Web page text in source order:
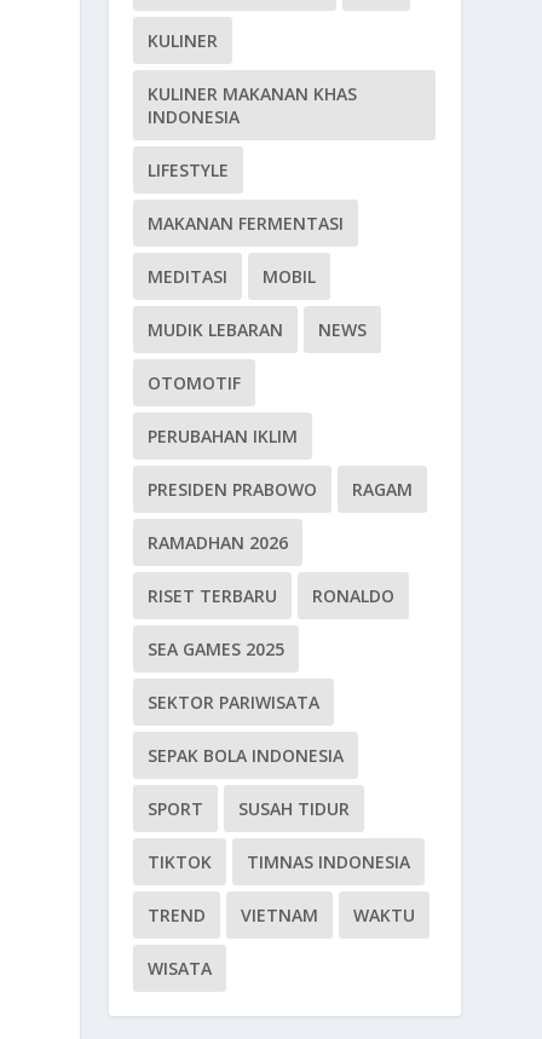
KULINER
KULINER MAKANAN KHAS
INDONESIA
LIFESTYLE
MAKANAN FERMENTASI
MEDITASI MOBIL
MUDIK LEBARAN NEWS
OTOMOTIF
PERUBAHAN IKLIM
PRESIDEN PRABOWO RAGAM
RAMADHAN 2026
RISET TERBARU RONALDO
SEA GAMES 2025
SEKTOR PARIWISATA
SEPAK BOLA INDONESIA
SPORT SUSAH TIDUR
TIKTOK TIMNAS INDONESIA
TREND VIETNAM WAKTU
WISATA